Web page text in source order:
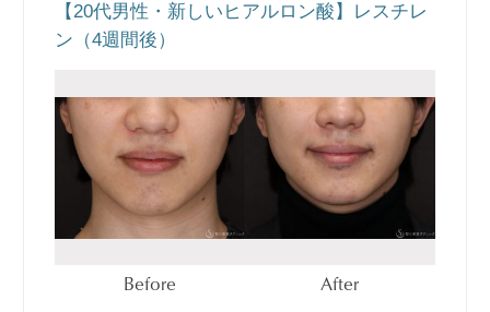
【20代男性・新しいヒアルロン酸】レスチレ
ン（4週間後）
Before After